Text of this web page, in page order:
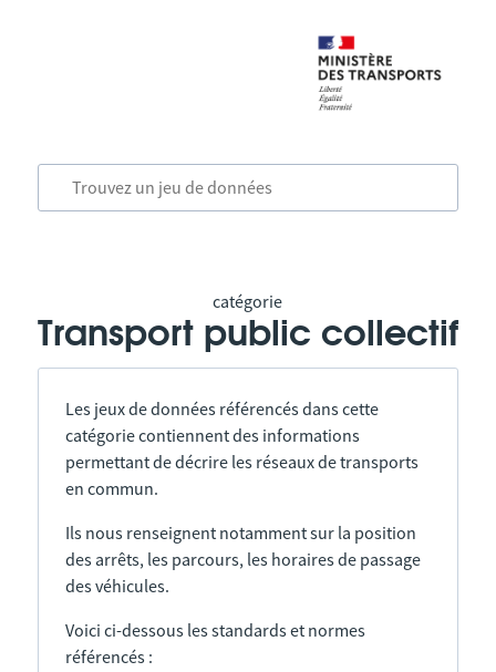
catégorie
Transport public collectif
Les jeux de données référencés dans cette
catégorie contiennent des informations
permettant de décrire les réseaux de transports
en commun.
Ils nous renseignent notamment sur la position
des arrêts, les parcours, les horaires de passage
des véhicules.
Voici ci-dessous les standards et normes
référencés :